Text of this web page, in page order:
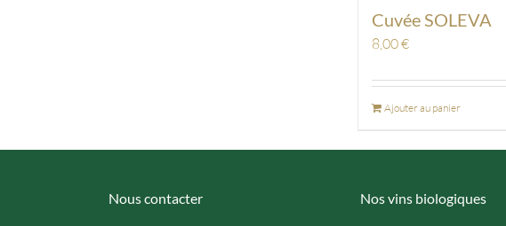
Cuvée SOLEVA
8,00€
Ajouter au panier
Nous contacter Nos vins biologiques